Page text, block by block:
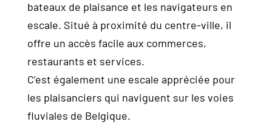
bateaux de plaisance et les navigateurs en
escale. Situé à proximité du centre-ville, il
offre un accès facile aux commerces,
restaurants et services.
C’est également une escale appréciée pour
les plaisanciers qui naviguent sur les voies
fluviales de Belgique.